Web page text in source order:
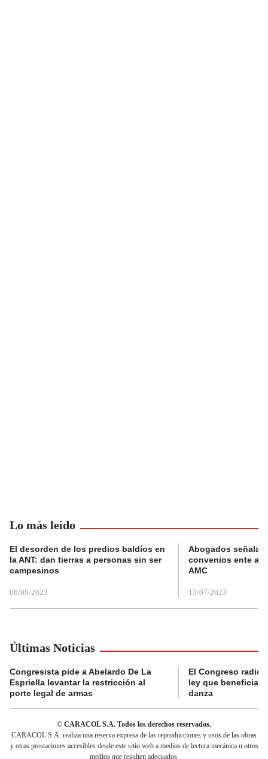
Lo más leído
El desorden de los predios baldíos en
la ANT: dan tierras a personas sin ser
campesinos
06/09/2023
Abogados
convenios ente
AMC
13/07/2023
Últimas Noticias
Congresista pide a Abelardo De La
Espriella levantar la restricción al
porte legal de armas
El Congreso
ley que beneficia
danza
© CARACOL S.A. Todos los derechos reservados.
CARACOL S.A. realiza una reserva expresa de las reproducciones y usos de las obras
y otras prestaciones accesibles desde este sitio web a medios de lectura mecánica u otros
medios que resulten adecuados.